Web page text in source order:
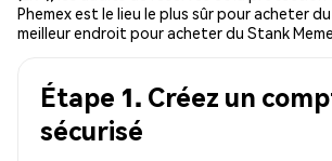
Phemex est le lieu le plus sûr pour acheter
meilleur endroit pour acheter du Stank
Étape 1. Créez un
sécurisé